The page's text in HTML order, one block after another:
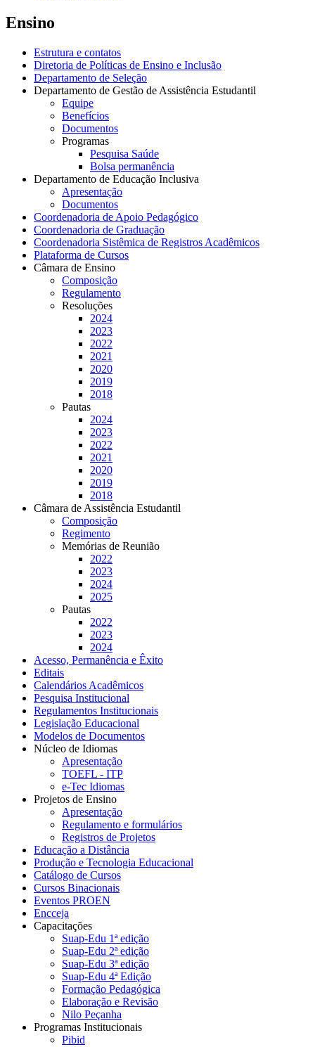
Ensino
Estrutura e contatos
Diretoria de Políticas de Ensino e Inclusão
Departamento de Seleção
Departamento de Gestão de Assistência Estudantil
Equipe
Benefícios
Documentos
Programas
Pesquisa Saúde
Bolsa permanência
Departamento de Educação Inclusiva
Apresentação
Documentos
Coordenadoria de Apoio Pedagógico
Coordenadoria de Graduação
Coordenadoria Sistêmica de Registros Acadêmicos
Plataforma de Cursos
Câmara de Ensino
Composição
Regulamento
Resoluções
2024
2023
2022
2021
2020
2019
2018
Pautas
2024
2023
2022
2021
2020
2019
2018
Câmara de Assistência Estudantil
Composição
Regimento
Memórias de Reunião
2022
2023
2024
2025
Pautas
2022
2023
2024
Acesso, Permanência e Êxito
Editais
Calendários Acadêmicos
Pesquisa Institucional
Regulamentos Institucionais
Legislação Educacional
Modelos de Documentos
Núcleo de Idiomas
Apresentação
TOEFL - ITP
e-Tec Idiomas
Projetos de Ensino
Apresentação
Regulamento e formulários
Registros de Projetos
Educação a Distância
Produção e Tecnologia Educacional
Catálogo de Cursos
Cursos Binacionais
Eventos PROEN
Encceja
Capacitações
Suap-Edu 1ª edição
Suap-Edu 2ª edição
Suap-Edu 3ª edição
Suap-Edu 4ª Edição
Formação Pedagógica
Elaboração e Revisão
Nilo Peçanha
Programas Institucionais
Pibid